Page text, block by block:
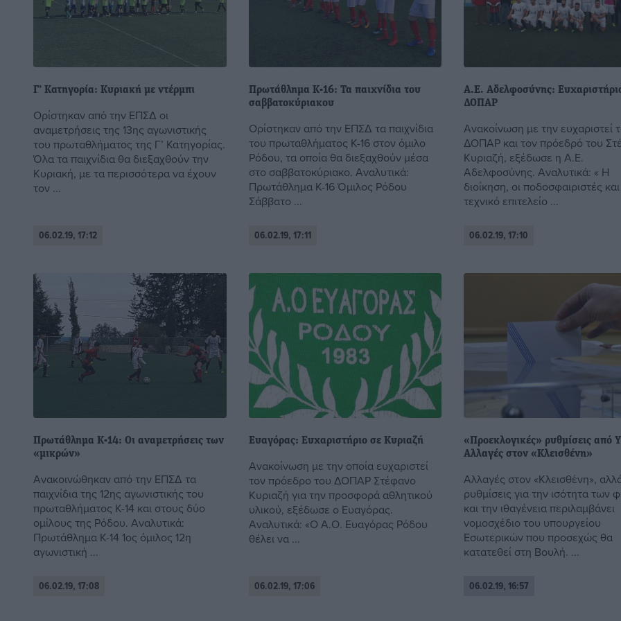
Γ’ Κατηγορία: Κυριακή με ντέρμπι
Ορίστηκαν από την ΕΠΣΔ οι
αναμετρήσεις της 13ης αγωνιστικής
του πρωταθλήματος της Γ’ Κατηγορίας.
Όλα τα παιχνίδια θα διεξαχθούν την
Κυριακή, με τα περισσότερα να έχουν
τον ...
06.02.19, 17:12
Πρωτάθλημα Κ-16: Τα παιχνίδια του
σαββατοκύριακου
Ορίστηκαν από την ΕΠΣΔ τα παιχνίδια
του πρωταθλήματος Κ-16 στον όμιλο
Ρόδου, τα οποία θα διεξαχθούν μέσα
στο σαββατοκύριακο. Αναλυτικά:
Πρωτάθλημα Κ-16 Όμιλος Ρόδου
Σάββατο ...
06.02.19, 17:11
Α.Ε. Αδελφοσύνης:
ΔΟΠΑΡ
Ανακοίνωση με την ευχαριστεί
ΔΟΠΑΡ και τον πρόεδρό του
Κυριαζή, εξέδωσε η Α.Ε.
Αδελφοσύνης. Αναλυτικά: « Η
διοίκηση, οι ποδοσφαιριστές
τεχνικό επιτελείο ...
06.02.19, 17:10
Πρωτάθλημα Κ-14: Οι αναμετρήσεις των
«μικρών»
Ανακοινώθηκαν από την ΕΠΣΔ τα
παιχνίδια της 12ης αγωνιστικής του
πρωταθλήματος Κ-14 και στους δύο
ομίλους της Ρόδου. Αναλυτικά:
Πρωτάθλημα Κ-14 1ος όμιλος 12η
αγωνιστική ...
06.02.19, 17:08
Ευαγόρας: Ευχαριστήριο σε Κυριαζή
Ανακοίνωση με την οποία ευχαριστεί
τον πρόεδρο του ΔΟΠΑΡ Στέφανο
Κυριαζή για την προσφορά αθλητικού
υλικού, εξέδωσε ο Ευαγόρας.
Αναλυτικά: «Ο Α.Ο. Ευαγόρας Ρόδου
θέλει να ...
06.02.19, 17:06
«Προεκλογικές» ρυθμίσεις από
Αλλαγές στον «Κλεισθένη»
Αλλαγές στον «Κλεισθένη»,
ρυθμίσεις για την ισότητα των
και την ιθαγένεια περιλαμβάνει
νομοσχέδιο του υπουργείου
Εσωτερικών που προσεχώς θα
κατατεθεί στη Βουλή. ...
06.02.19, 16:57